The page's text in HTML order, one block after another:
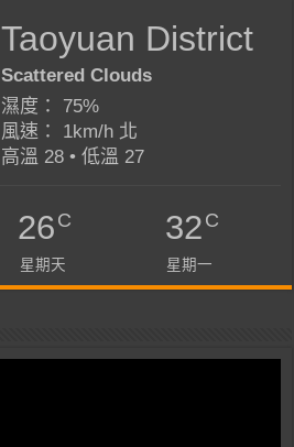
Taoyuan District
Scattered Clouds
濕度： 75%
風速： 1km/h 北
高溫 28 • 低溫 27
26C
星期天
32C
星期一